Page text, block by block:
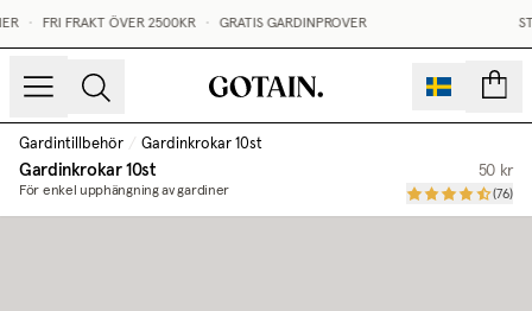
FRI FRAKT ÖVER 2500KR GRATIS GARDINPROVER
Gardintillbehör / Gardinkrokar 10st
Gardinkrokar 10st
För enkel upphängning av gardiner
50 kr
(76)